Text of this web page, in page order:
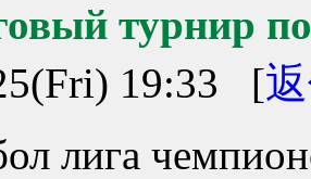
турнир
19:33 [
лига